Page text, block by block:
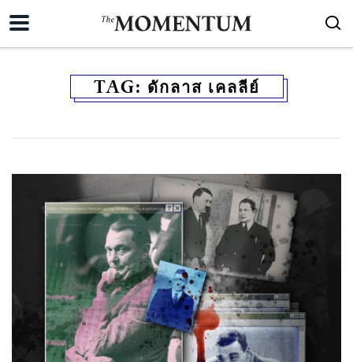
TAG: ดักลาส เคลลีย์